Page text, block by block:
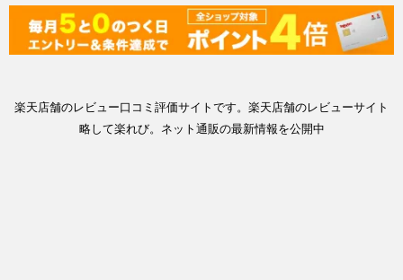
楽天店舗のレビュー口コミ評価サイトです。楽天店舗のレビューサイト
略して楽れび。ネット通販の最新情報を公開中